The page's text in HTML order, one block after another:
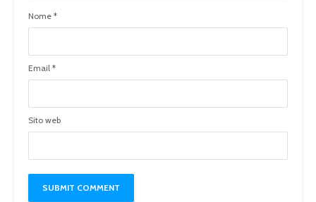
Nome *
Email *
Sito web